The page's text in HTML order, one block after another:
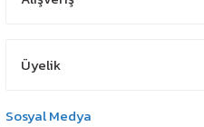
Üyelik
Sosyal Medya